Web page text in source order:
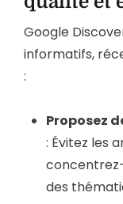
Google
informatifs,
:
Proposez
: Évitez les
des